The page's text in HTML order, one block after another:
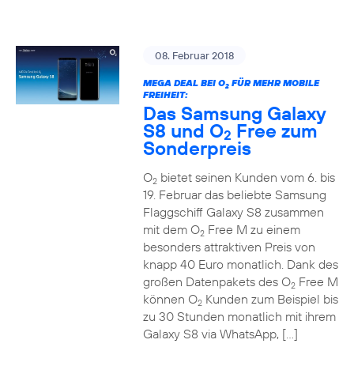
08. Februar 2018
MEGA DEAL BEI O2FÜR MEHR MOBILE
FREIHEIT:
Das Samsung Galaxy
S8 und O2 Free zum
Sonderpreis
O2bietet seinen Kunden vom 6. bis
19. Februar das beliebte Samsung
Flaggschiff Galaxy S8 zusammen
mit dem O2Free M zu einem
besonders attraktiven Preis von
knapp 40 Euro monatlich. Dank des
großen Datenpakets des O2Free M
können O2Kunden zum Beispiel bis
zu 30 Stunden monatlich mit ihrem
Galaxy S8 via WhatsApp, […]